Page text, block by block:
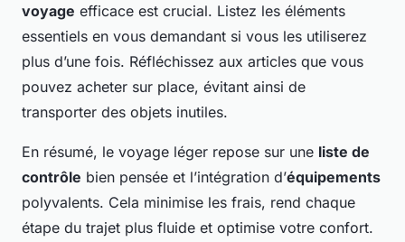
voyage efficace est crucial. Listez les éléments
essentiels en vous demandant si vous les utiliserez
plus d’une fois. Réfléchissez aux articles que vous
pouvez acheter sur place, évitant ainsi de
transporter des objets inutiles.
En résumé, le voyage léger repose sur une liste de
contrôle bien pensée et l’intégration d’équipements
polyvalents. Cela minimise les frais, rend chaque
étape du trajet plus fluide et optimise votre confort.